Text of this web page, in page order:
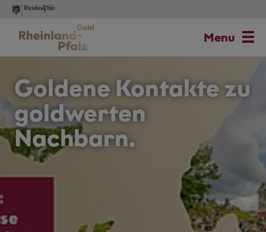
Skip
Menu
Goldene Kontakte zu
goldwerten
Nachbarn.